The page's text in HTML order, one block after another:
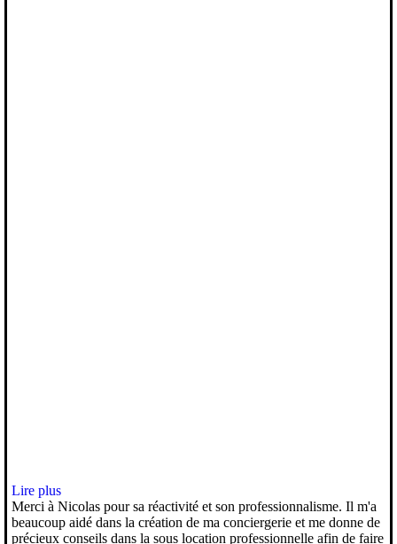
Lire plus
Merci à Nicolas pour sa réactivité et son professionnalisme. Il m'a
beaucoup aidé dans la création de ma conciergerie et me donne de
précieux conseils dans la sous location professionnelle afin de faire